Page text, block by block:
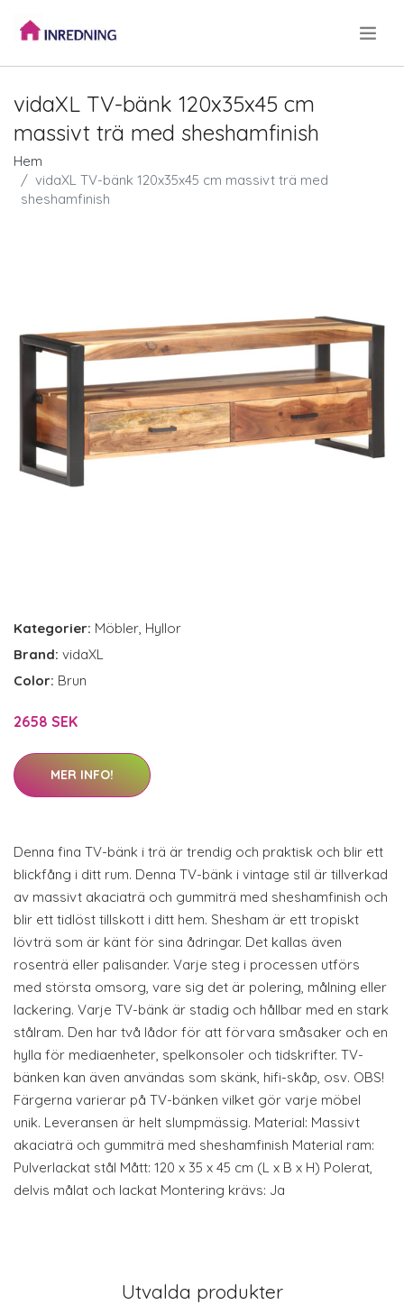
vidaXL TV-bänk 120x35x45 cm
massivt trä med sheshamfinish
Hem
vidaXL TV-bänk 120x35x45 cm massivt trä med
sheshamfinish
Kategorier: Möbler, Hyllor
Brand: vidaXL
Color: Brun
2658 SEK
MER INFO!
Denna fina TV-bänk i trä är trendig och praktisk och blir ett
blickfång i ditt rum. Denna TV-bänk i vintage stil är tillverkad
av massivt akaciaträ och gummiträ med sheshamfinish och
blir ett tidlöst tillskott i ditt hem. Shesham är ett tropiskt
lövträ som är känt för sina ådringar. Det kallas även
rosenträ eller palisander. Varje steg i processen utförs
med största omsorg, vare sig det är polering, målning eller
lackering. Varje TV-bänk är stadig och hållbar med en stark
stålram. Den har två lådor för att förvara småsaker och en
hylla för mediaenheter, spelkonsoler och tidskrifter. TV-
bänken kan även användas som skänk, hifi-skåp, osv. OBS!
Färgerna varierar på TV-bänken vilket gör varje möbel
unik. Leveransen är helt slumpmässig. Material: Massivt
akaciaträ och gummiträ med sheshamfinish Material ram:
Pulverlackat stål Mått: 120 x 35 x 45 cm (L x B x H) Polerat,
delvis målat och lackat Montering krävs: Ja
Utvalda produkter